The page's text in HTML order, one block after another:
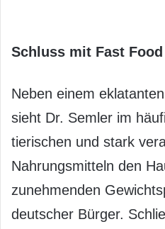
Schluss mit Fast Food
Neben einem
sieht Dr. Semler im
tierischen und stark
Nahrungsmitteln den
zunehmenden
deutscher Bürger.